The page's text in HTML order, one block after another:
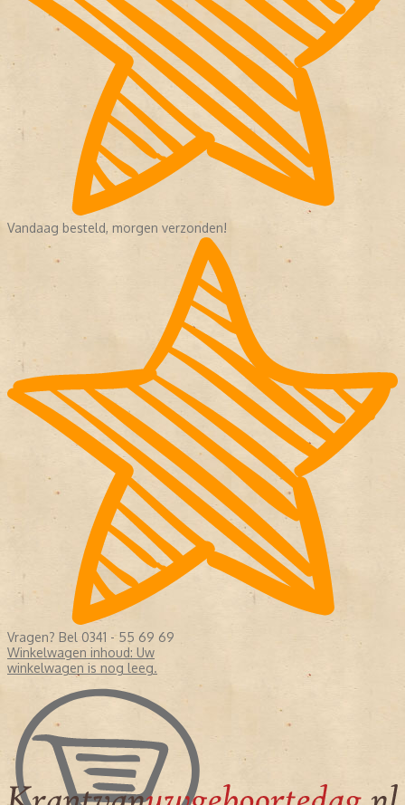
Vandaag besteld, morgen verzonden!
Vragen? Bel 0341 - 55 69 69
Winkelwagen inhoud: Uw
winkelwagen is nog leeg.